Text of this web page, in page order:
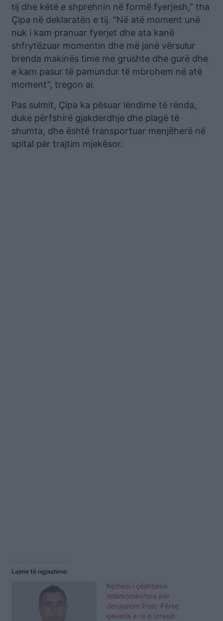
tij dhe këtë e shprehnin në formë fyerjesh,” tha
Çipa në deklaratën e tij. “Në atë moment unë
nuk i kam pranuar fyerjet dhe ata kanë
shfrytëzuar momentin dhe më janë vërsulur
brenda makinës time me grushte dhe gurë dhe
e kam pasur të pamundur të mbrohem në atë
moment”, tregon ai.
Pas sulmit, Çipa ka pësuar lëndime të rënda,
duke përfshirë gjakderdhje dhe plagë të
shumta, dhe është transportuar menjëherë në
spital për trajtim mjekësor.
Lajme të ngjashme:
Njohësi i çështjeve
ndërkombëtare për
Jerusalem Post: Përse
qeveria e re e Izraelit